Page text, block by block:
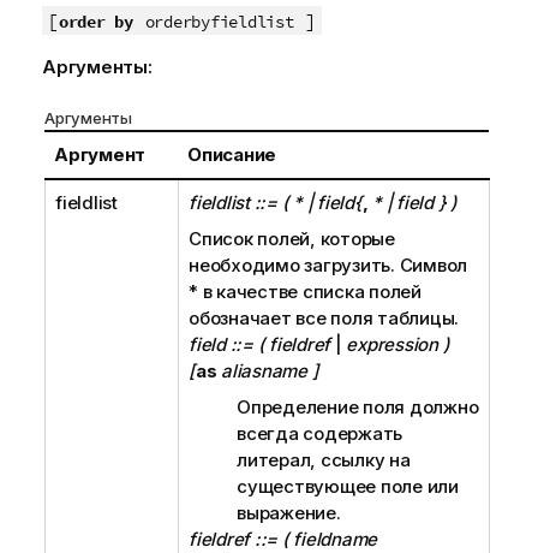
и
[order by orderbyfieldlist]
Аргументы:
Аргументы
Аргумент Описание
fieldlist fieldlist ::= ( * | field{, * | field } )
Список полей, которые
необходимо загрузить. Символ
* в качестве списка полей
обозначает все поля таблицы.
field ::= ( fieldref|
expression )
[as aliasname ]
Определение поля должно
всегда содержать
литерал, ссылку на
существующее поле или
выражение.
fieldref ::= ( fieldname